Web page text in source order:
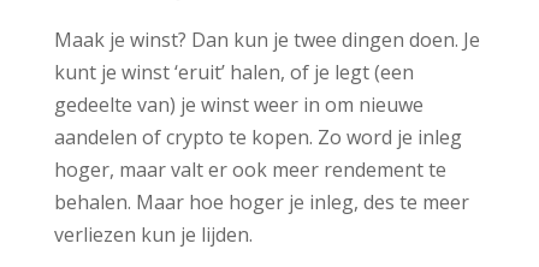
Maak je winst? Dan kun je twee dingen doen. Je
kunt je winst ‘eruit’ halen, of je legt (een
gedeelte van) je winst weer in om nieuwe
aandelen of crypto te kopen. Zo word je inleg
hoger, maar valt er ook meer rendement te
behalen. Maar hoe hoger je inleg, des te meer
verliezen kun je lijden.